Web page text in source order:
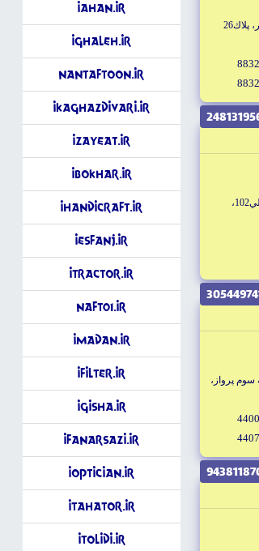
تهران خيابان كريمخان زند، خيابان ايرانشهر شمالى، كوچه مهاجر، پلاك26
اصفهان نجف آباد، شهرك صنعتى منتظريه (ويلا شهر)، خيابان اصلي102،
سوم پرواز،
iAhan.ir
iGhaleh.ir
NanTaftoon.ir
iKaghazDivari.ir
iZayeat.ir
iBokhar.ir
iHandiCraft.ir
iEsfanj.ir
iTractor.ir
Naft01.ir
iMadan.ir
iFilter.ir
iGisha.ir
iFanarSazi.ir
iOptician.ir
iTahator.ir
iTolidi.ir